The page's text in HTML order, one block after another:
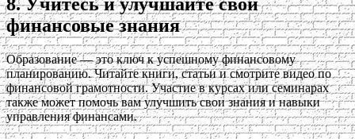
8. Учитесь и улучшайте свои
финансовые знания
Образование — это ключ к успешному финансовому
планированию. Читайте книги, статьи и смотрите видео по
финансовой грамотности. Участие в курсах или семинарах
также может помочь вам улучшить свои знания и навыки
управления финансами.